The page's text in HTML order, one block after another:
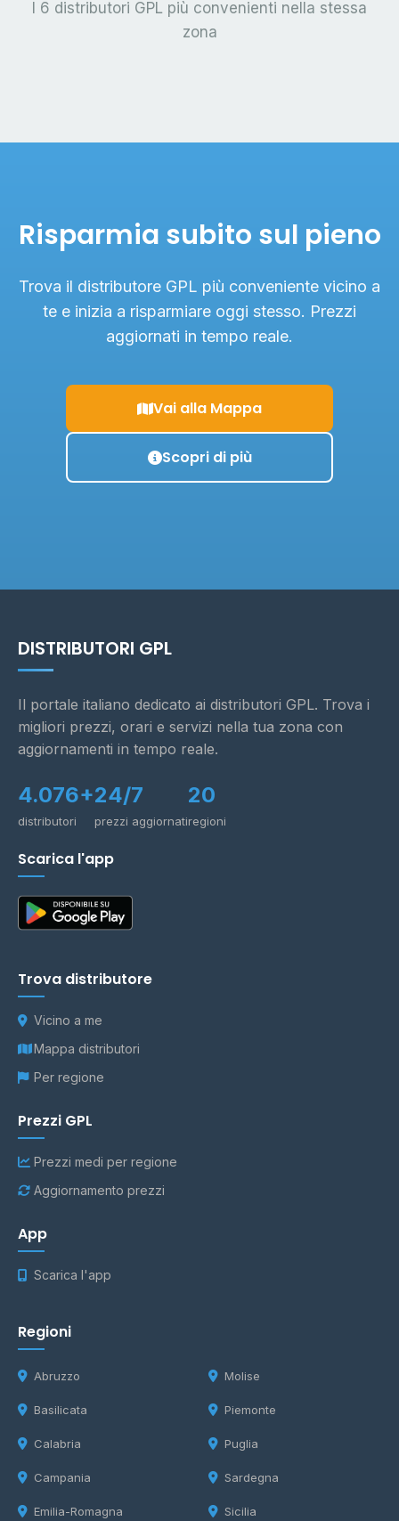
I 6 distributori GPL più convenienti nella stessa
zona
Risparmia subito sul pieno
Trova il distributore GPL più conveniente vicino a
te e inizia a risparmiare oggi stesso. Prezzi
aggiornati in tempo reale.
Vai alla Mappa
Scopri di più
DISTRIBUTORI GPL
Il portale italiano dedicato ai distributori GPL. Trova i
migliori prezzi, orari e servizi nella tua zona con
aggiornamenti in tempo reale.
4.076+
distributori
24/7
prezzi aggiornati
20
regioni
Scarica l'app
Trova distributore
Vicino a me
Mappa distributori
Per regione
Prezzi GPL
Prezzi medi per regione
Aggiornamento prezzi
App
Scarica l'app
Regioni
Abruzzo
Basilicata
Calabria
Campania
Emilia-Romagna
Molise
Piemonte
Puglia
Sardegna
Sicilia